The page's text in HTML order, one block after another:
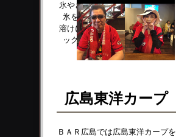
氷やさんの氷を削った丸
氷を使用しています。
溶けにくい氷でオンザロ
ックをお楽しみくださ
い。
広島東洋カープ
ＢＡＲ広島では広島東洋カープを